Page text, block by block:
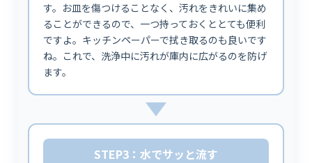
す。お皿を傷つけることなく、汚れをきれいに集め
ることができるので、一つ持っておくととても便利
ですよ。キッチンペーパーで拭き取るのも良いです
ね。これで、洗浄中に汚れが庫内に広がるのを防げ
ます。
STEP3：水でサッと流す